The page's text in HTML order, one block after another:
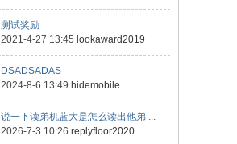
测试奖励
2021-4-27 13:45 lookaward2019
DSADSADAS
2024-8-6 13:49 hidemobile
说一下读弟机蓝大是怎么读出他弟 ...
2026-7-3 10:26 replyfloor2020